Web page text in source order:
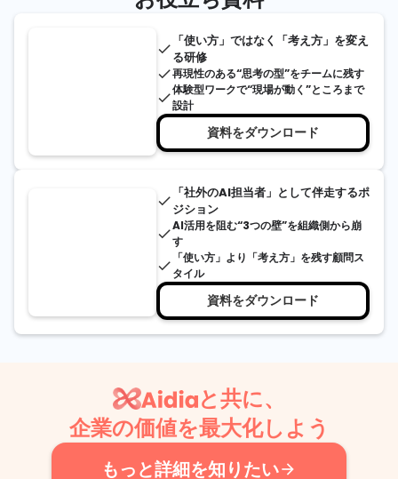
done 「使い方」ではなく「考え方」を変え
る研修
done再現性のある“思考の型”をチームに残す
done
体験型ワークで“現場が動く”ところまで
設計
資料をダウンロード
done 「社外のAI担当者」として伴走するポ
ジション
done
AI活用を阻む“3つの壁”を組織側から崩
す
done
「使い方」より「考え方」を残す顧問ス
タイル
資料をダウンロード
と共に、
企業の価値を最大化しよう
もっと詳細を知りたいarrow_forward